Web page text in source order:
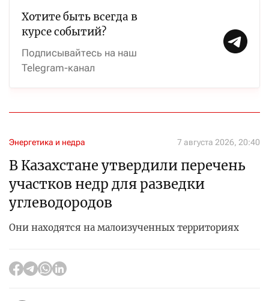
Хотите быть всегда в
курсе событий?
Подписывайтесь на наш
Telegram-канал
Энергетика и недра 7 августа 2026, 20:40
В Казахстане утвердили перечень
участков недр для разведки
углеводородов
Они находятся на малоизученных территориях